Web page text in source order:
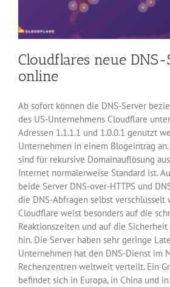
Cloudflares neue
online
Ab sofort können die DNS-Server
des US-Unternehmens Cloudflare
Adressen 1.1.1.1 und 1.0.0.1 genutzt
Unternehmen in einem Blogeintrag
sind für rekursive Domainauflösung
Internet normalerweise Standard ist.
beide Server DNS-over-HTTPS und
die DNS-Abfragen selbst verschlüsselt
Cloudflare weist besonders auf die
Reaktionszeiten und auf die Sicherheit
hin. Die Server haben sehr geringe
Unternehmen hat den DNS-Dienst im
Rechenzentren weltweit verteilt. Ein
befindet sich in Europa, in China und